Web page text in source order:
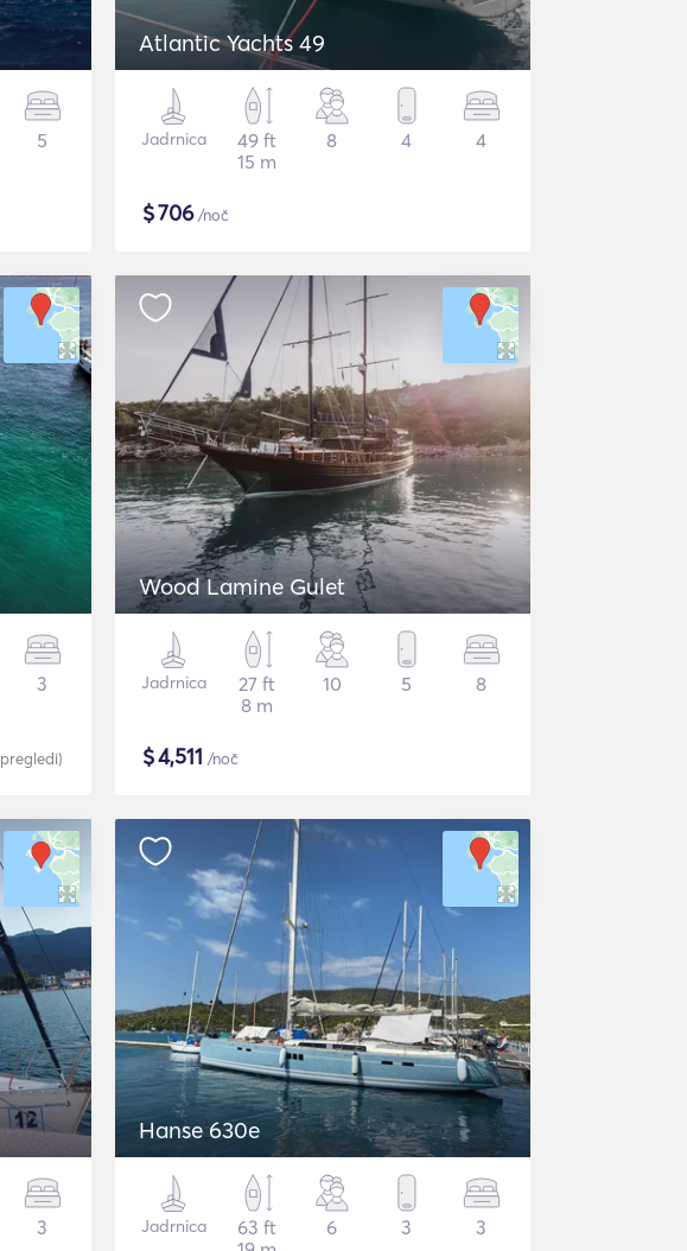
5
Atlantic Yachts 49
Jadrnica
49 ft
15 m
8 4 4
$706/noč
3
pregledi)
Wood Lamine Gulet
Jadrnica
27 ft
8 m
10 5 8
$4,511 /noč
3
Hanse 630e
Jadrnica
63 ft
6 3 3